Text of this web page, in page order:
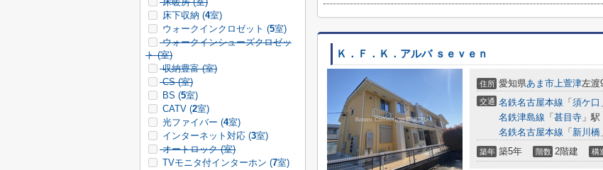
Ｋ．Ｆ．Ｋ．アルバ ｓｅｖｅｎ
住所 愛知県あま市上萱津左渡
交通 名鉄名古屋本線 「 須ケ口
名鉄津島線 「 甚目寺 」
名鉄名古屋本線 「 新川橋
築年 築5年 階数 2階建 構
床下収納 (4室)
ウォークインクロゼット (5室)
ウォークインシューズクロゼッ
ト (室)
収納豊富 (室)
CS (室)
BS (5室)
CATV (2室)
光ファイバー (4室)
インターネット対応 (3室)
オートロック (室)
TVモニタ付インターホン (7室)